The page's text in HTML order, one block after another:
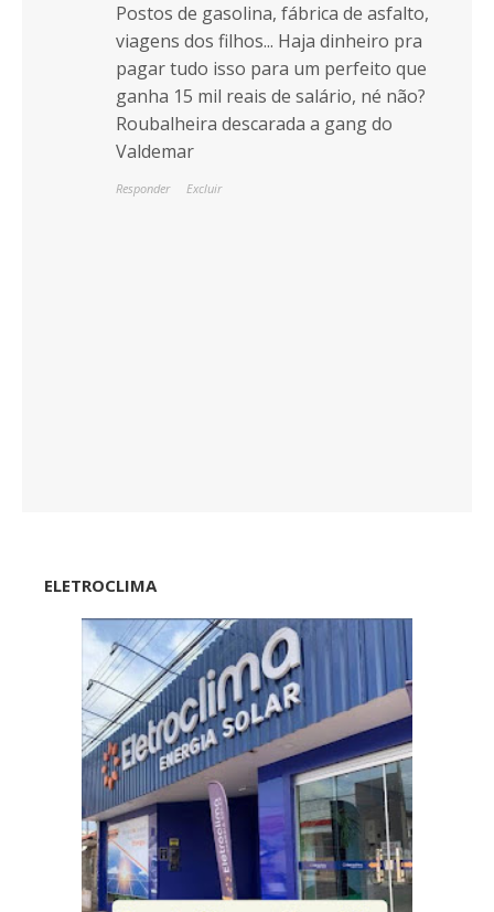
Postos de gasolina, fábrica de asfalto,
viagens dos filhos... Haja dinheiro pra
pagar tudo isso para um perfeito que
ganha 15 mil reais de salário, né não?
Roubalheira descarada a gang do
Valdemar
Responder Excluir
ELETROCLIMA